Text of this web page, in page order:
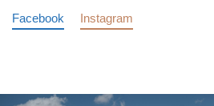
Facebook Instagram